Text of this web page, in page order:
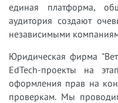
единая платформа,
аудитория создают
независимыми
Юридическая фирма
EdTech-проекты на
оформления прав на
проверкам. Мы